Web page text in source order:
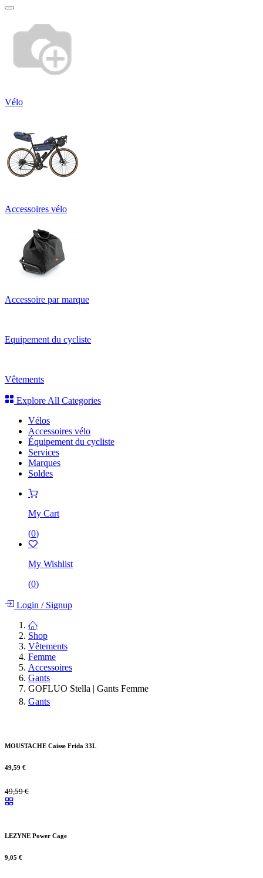
Vélo
Accessoires vélo
Accessoire par marque
Equipement du cycliste
Vêtements
Explore All Categories
Vélos
Accessoires vélo
Équipement du cycliste
Services
Marques
Soldes
My Cart
(0)
My Wishlist
(0)
Login /Signup
Shop
Vêtements
Femme
Accessoires
Gants
GOFLUO Stella | Gants Femme
Gants
MOUSTACHE Caisse Frida 33L
49,59 €
49,59€
LEZYNE Power Cage
9,05 €